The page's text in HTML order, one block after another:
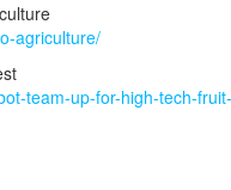
agriculture/
team-up-for-high-tech-